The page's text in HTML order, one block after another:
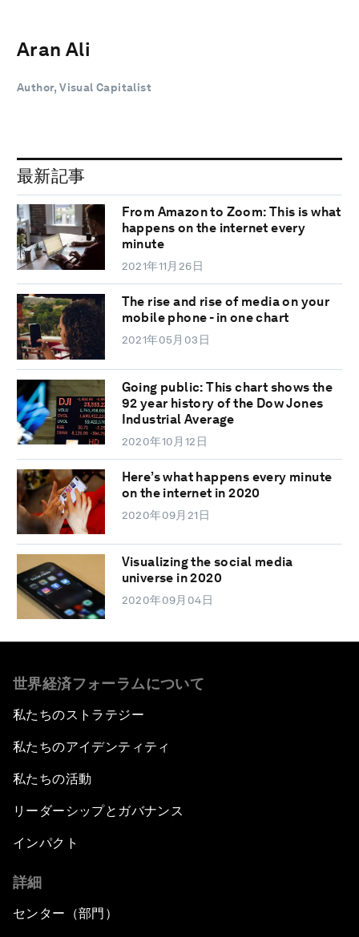
Aran Ali
Author, Visual Capitalist
最新記事
From Amazon to Zoom: This is what
happens on the internet every
minute
2021年11月26日
The rise and rise of media on your
mobile phone - in one chart
2021年05月03日
Going public: This chart shows the
92 year history of the Dow Jones
Industrial Average
2020年10月12日
Here’s what happens every minute
on the internet in 2020
2020年09月21日
Visualizing the social media
universe in 2020
2020年09月04日
世界経済フォーラムについて
私たちのストラテジー
私たちのアイデンティティ
私たちの活動
リーダーシップとガバナンス
インパクト
詳細
センター（部門）